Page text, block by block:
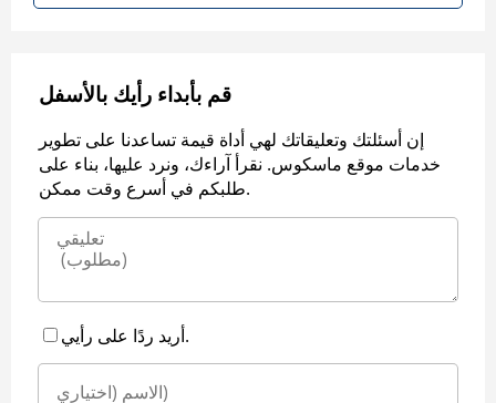
قم بأبداء رأيك بالأسفل
إن أسئلتك وتعليقاتك لهي أداة قيمة تساعدنا على تطوير
خدمات موقع ماسكوس. نقرأ آراءك، ونرد عليها، بناء على
طلبكم في أسرع وقت ممكن.
أريد ردًا على رأيي.